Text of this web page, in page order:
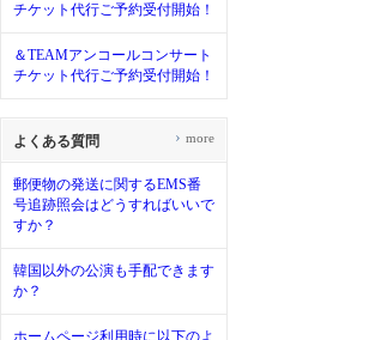
チケット代行ご予約受付開始！
＆TEAMアンコールコンサート
チケット代行ご予約受付開始！
よくある質問
郵便物の発送に関するEMS番
号追跡照会はどうすればいいで
すか？
韓国以外の公演も手配できます
か？
ホームページ利用時に以下のよ
› more